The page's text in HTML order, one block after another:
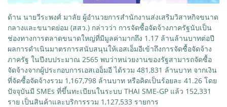
ด้าน นายวีระพงศ์ มาลัย ผู้อำนวยการสำนักงานส่งเสริมวิสาหกิจขนาด
กลางและขนาดย่อม (สสว.) กล่าวว่า การจัดซื้อจัดจ้างภาครัฐนับเป็น
ช่องทางการตลาดขนาดใหญ่ที่มีมูลค่ามากถึง 1.17 ล้านล้านบาทต่อปี
ผลการดำเนินมาตรการสนับสนุนให้เอสเอ็มอีเข้าถึงการจัดซื้อจัดจ้าง
ภาครัฐ ในปีงบประมาณ 2565 พบว่าหน่วยงานของรัฐสามารถจัดซื้อ
จัดจ้างจากผู้ประกอบการเอสเออ็มอี ได้รวม 481,831 ล้านบาท จากเงิน
ที่จัดซื้อจัดจ้างรวม 1,167,798 ล้านบาท หรือคิดเป็นร้อยละ 41.26 โดย
ปัจจุบันมี SMEs ที่ขึ้นทะเบียนในระบบ THAI SME-GP แล้ว 152,331
ราย เป็นสินค้าและบริการรวม 1,127,533 รายการ